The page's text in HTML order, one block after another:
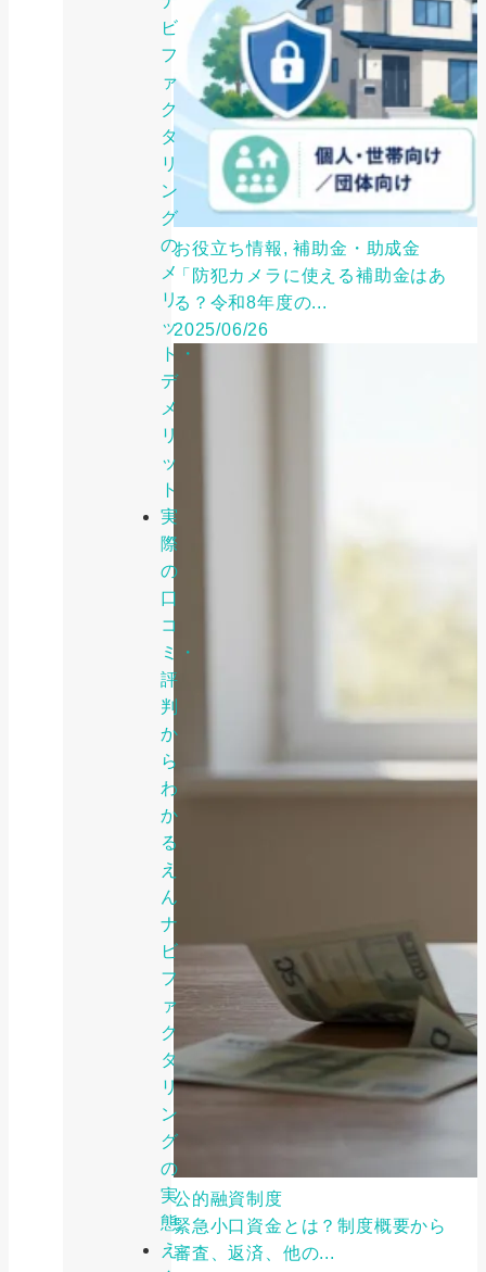
ビ
フ
ァ
ク
タ
リ
ン
グ
の
メ
リ
ッ
ト・
デ
メ
リ
ッ
ト
実
際
の
口
コ
ミ・
評
判
か
ら
わ
か
る
え
ん
ナ
ビ
フ
ァ
ク
タ
リ
ン
グ
の
実
態
え
お役立ち情報, 補助金・助成金
「防犯カメラに使える補助金はあ
る？令和8年度の...
2025/06/26
公的融資制度
緊急小口資金とは？制度概要から
審査、返済、他の...